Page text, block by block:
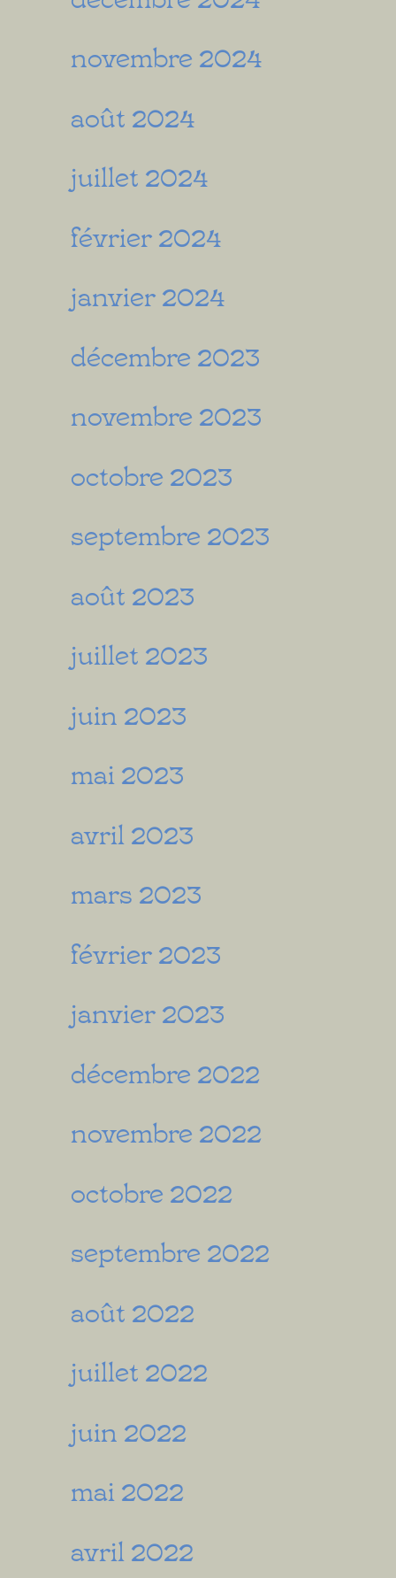
novembre 2024
août 2024
juillet 2024
février 2024
janvier 2024
décembre 2023
novembre 2023
octobre 2023
septembre 2023
août 2023
juillet 2023
juin 2023
mai 2023
avril 2023
mars 2023
février 2023
janvier 2023
décembre 2022
novembre 2022
octobre 2022
septembre 2022
août 2022
juillet 2022
juin 2022
mai 2022
avril 2022